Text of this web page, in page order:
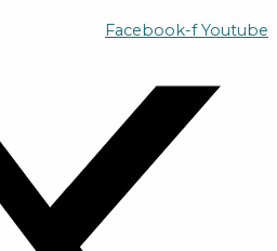
Facebook-f Youtube